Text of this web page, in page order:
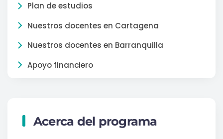
Plan de estudios
Nuestros docentes en Cartagena
Nuestros docentes en Barranquilla
Apoyo financiero
Acerca del programa